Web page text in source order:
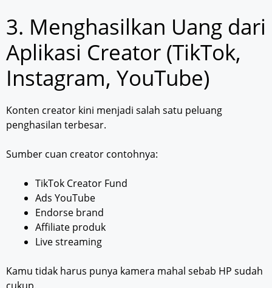
3. Menghasilkan Uang dari
Aplikasi Creator (TikTok,
Instagram, YouTube)
Konten creator kini menjadi salah satu peluang
penghasilan terbesar.
Sumber cuan creator contohnya:
TikTok Creator Fund
Ads YouTube
Endorse brand
Affiliate produk
Live streaming
Kamu tidak harus punya kamera mahal sebab HP sudah